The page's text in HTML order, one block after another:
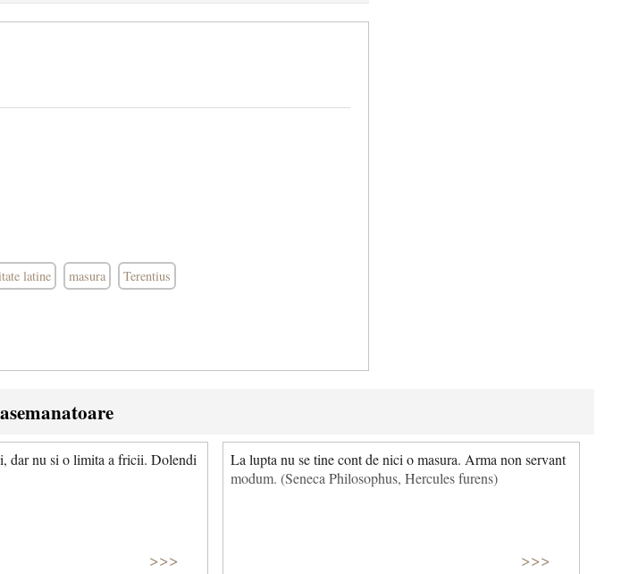
latine masura Terentius
dar nu si o limita a fricii. Dolendi
>>>
La lupta nu se tine cont de nici o masura. Arma non servant
modum. (Seneca Philosophus, Hercules furens)
>>>